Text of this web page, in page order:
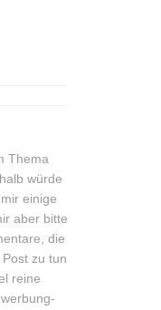
Thema
würde
einige
aber bitte
die
zu tun
reine